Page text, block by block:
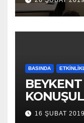
BASINDA
16 ŞUBAT 2019